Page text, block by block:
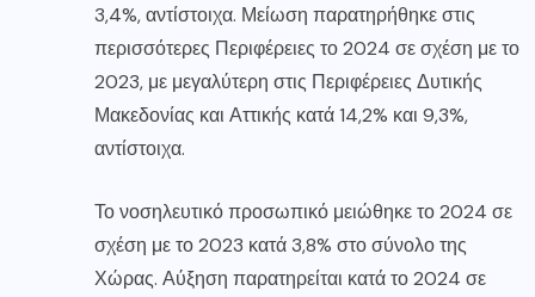
3,4%, αντίστοιχα. Μείωση παρατηρήθηκε στις
περισσότερες Περιφέρειες το 2024 σε σχέση με το
2023, με μεγαλύτερη στις Περιφέρειες Δυτικής
Μακεδονίας και Αττικής κατά 14,2% και 9,3%,
αντίστοιχα.
Το νοσηλευτικό προσωπικό μειώθηκε το 2024 σε
σχέση με το 2023 κατά 3,8% στο σύνολο της
Χώρας. Αύξηση παρατηρείται κατά το 2024 σε